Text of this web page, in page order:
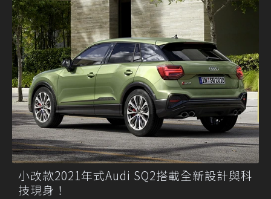
小改款2021年式Audi SQ2搭載全新設計與科
技現身！